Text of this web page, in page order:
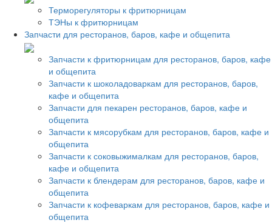
Терморегуляторы к фритюрницам
ТЭНы к фритюрницам
Запчасти для ресторанов, баров, кафе и общепита
Запчасти к фритюрницам для ресторанов, баров, кафе
и общепита
Запчасти к шоколадоваркам для ресторанов, баров,
кафе и общепита
Запчасти для пекарен ресторанов, баров, кафе и
общепита
Запчасти к мясорубкам для ресторанов, баров, кафе и
общепита
Запчасти к соковыжималкам для ресторанов, баров,
кафе и общепита
Запчасти к блендерам для ресторанов, баров, кафе и
общепита
Запчасти к кофеваркам для ресторанов, баров, кафе и
общепита